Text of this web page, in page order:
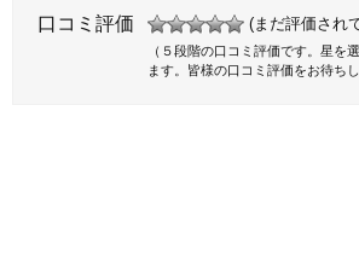
口コミ評価 (まだ評価され
（５段階の口コミ評価です。星を
ます。皆様の口コミ評価をお待ち